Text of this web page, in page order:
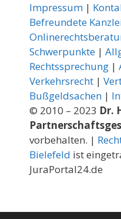
Impressum |
Befreundete
Schwerpunkte |
Rechtssprechung |
Verkehrsrecht |
Bußgeldsachen |
© 2010 – 2023 Dr.
vorbehalten. |
Bielefeld ist
JuraPortal24.de